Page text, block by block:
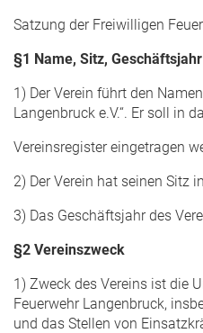
Satzung der Freiwilligen
§1 Name, Sitz, Geschäftsjahr
1) Der Verein führt den
Langenbruck e.V.“. Er soll in
Vereinsregister eingetragen
2) Der Verein hat seinen Sitz
3) Das Geschäftsjahr des
§2 Vereinszweck
1) Zweck des Vereins ist die
Feuerwehr Langenbruck,
und das Stellen von